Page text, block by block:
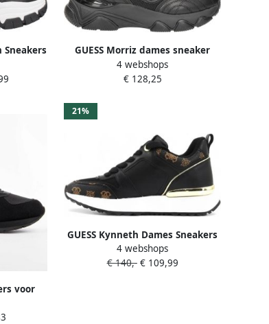
Sneakers
GUESS Morriz dames sneaker
Zwart
4 webshops
€ 128,25
voor
21%
GUESS Kynneth Dames Sneakers
Hoog
4 webshops
€ 140,-€ 109,99